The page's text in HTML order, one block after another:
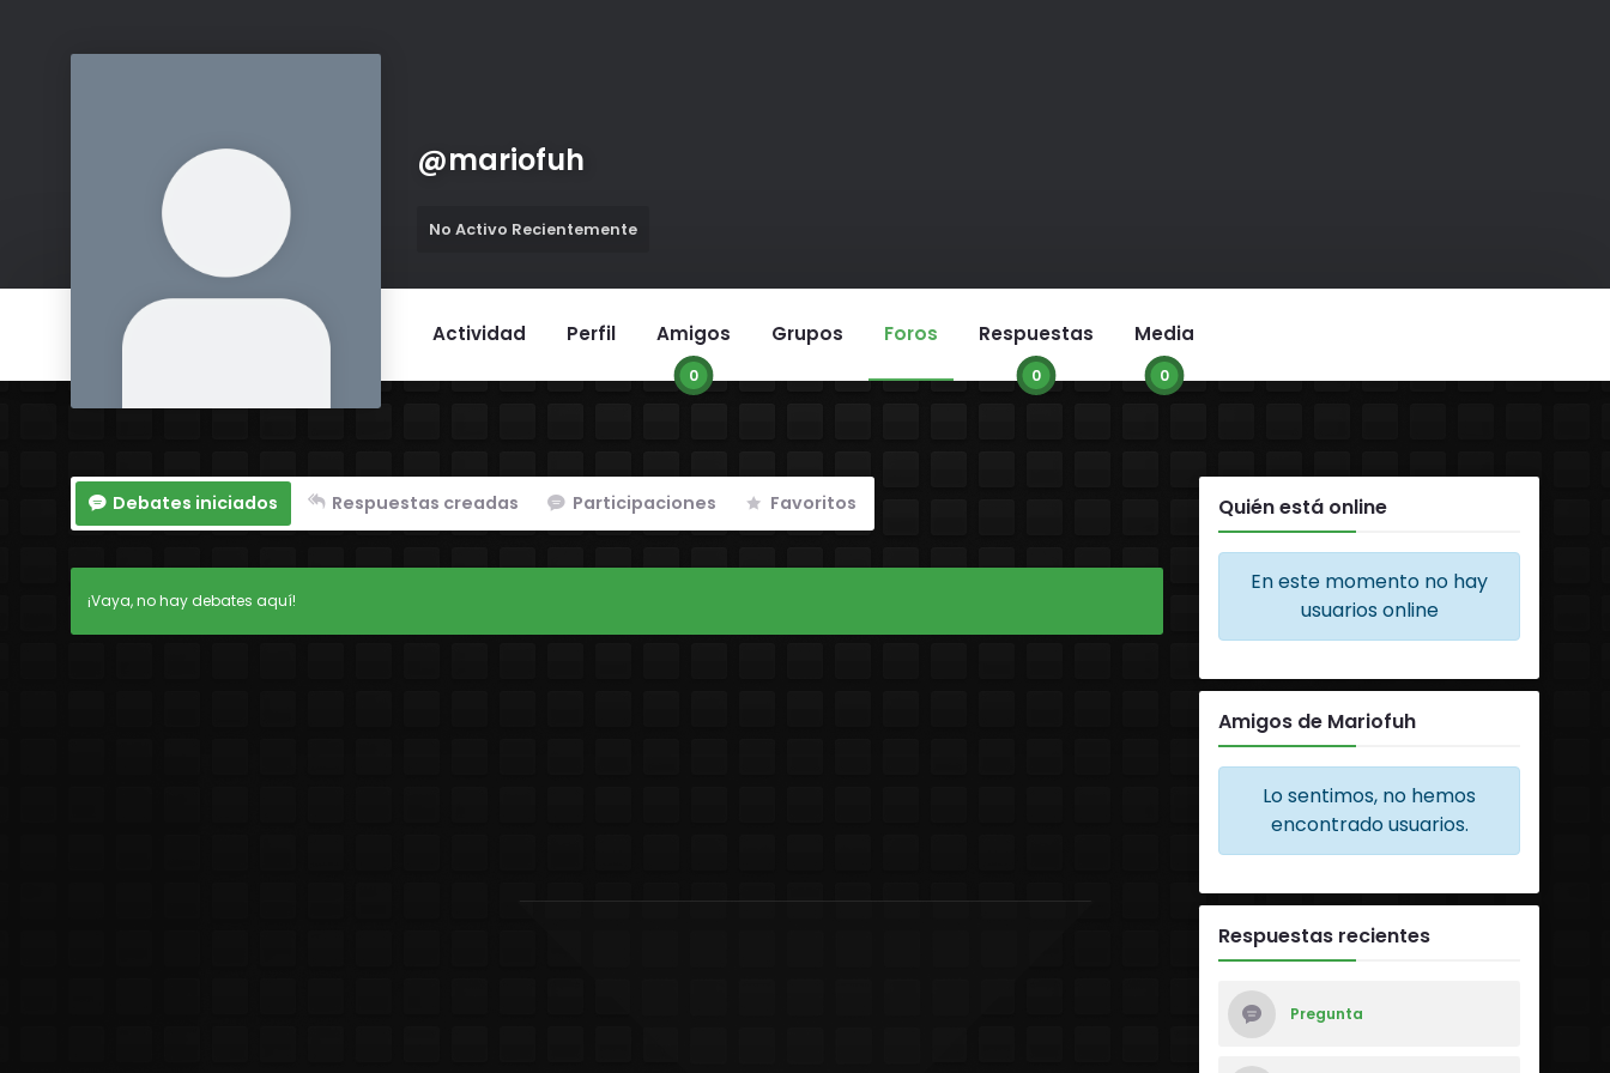
@mariofuh
No Activo Recientemente
Actividad Perfil Amigos
0
Grupos Foros Respuestas
0
Media
0
Debates iniciados Respuestas creadas Participaciones Favoritos
¡Vaya, no hay debates aquí!
Quién está online
En este momento no hay
usuarios online
Amigos de Mariofuh
Lo sentimos, no hemos
encontrado usuarios.
Respuestas recientes
Pregunta